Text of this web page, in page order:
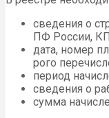
све­де­ния о
ПФ России,
дата, номер
ро­го
пе­ри­од
све­де­ния о
сумма